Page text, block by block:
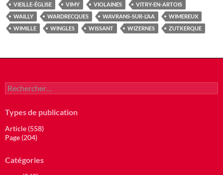
VIEILLE-ÉGLISE
VIMY VIOLAINES
VITRY-EN-ARTOIS
WAILLY
WARDRECQUES WAVRANS-SUR-L’AA
WIMEREUX
WIMILLE
WINGLES WISSANT WIZERNES ZUTKERQUE
Rechercher :
Types de publication
Article (558)
Page (204)
Catégories